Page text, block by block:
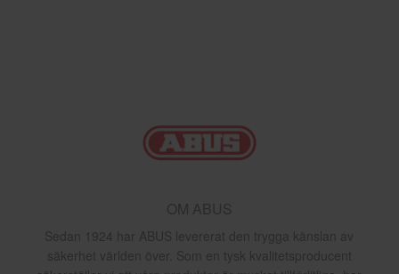
OM ABUS
Sedan 1924 har ABUS levererat den trygga känslan av
säkerhet världen över. Som en tysk kvalitetsproducent